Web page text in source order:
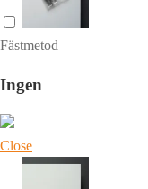
Fästmetod
Ingen
Close